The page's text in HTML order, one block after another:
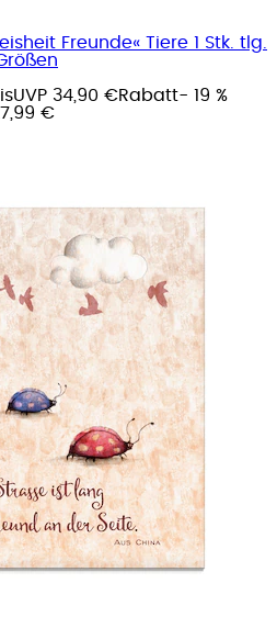
Freunde« Tiere 1 Stk. tlg.
UVP 34,90 €Rabatt- 19 %
€